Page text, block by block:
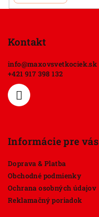
Kontakt
info@maxovsvetkociek.sk
+421 917 398 132
Informácie pre vás
Doprava & Platba
Obchodné podmienky
Ochrana osobných údajov
Reklamačný poriadok